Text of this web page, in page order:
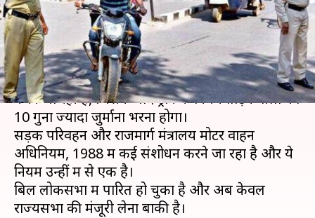
लेखन मुकुल तोमर Jun 19, 2019 11:39 am
क्या है खबर?
केंद्र सरकार जल्द ही मोटर वाहन अधिनियम में बदलाव
करने जा रही है, जिसके बाद ट्रैफिक नियम तोड़ने वालों को
10 गुना ज्यादा जुर्माना भरना होगा।
सड़क परिवहन और राजमार्ग मंत्रालय मोटर वाहन
अधिनियम, 1988 में कई संशोधन करने जा रहा है और ये
नियम उन्हीं में से एक है।
बिल लोकसभा में पारित हो चुका है और अब केवल
राज्यसभा की मंजूरी लेना बाकी है।